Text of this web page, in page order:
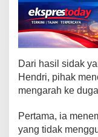
Dari hasil sidak
Hendri, pihak
mengarah ke
Pertama, ia
yang tidak